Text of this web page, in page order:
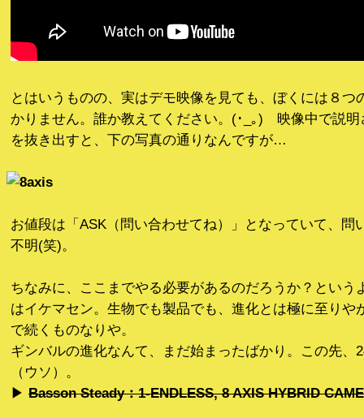
とはいうものの、実はデモ映像を見ても、ぼくには８つ
かりません。誰か教えてください。(･_｡) 映像中で説明
を抜き出すと、下の写真の通りなんですが…
お値段は「ASK（問い合わせてね）」となっていて、問
不明(笑)。
ちなみに、ここまでやる必要があるのだろうか？という
はイケマセン。生物でも製品でも、進化とは極に至りや
で続くものなりや。
ギンバルの進化なんて、まだ始まったばかり。この先
（ウソ）。
▶︎ Basson Steady：1-ENDLESS, 8 AXIS HYBRID